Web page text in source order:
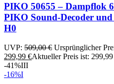
PIKO 50655 – Dampflok
PIKO Sound-Decoder
H0
UVP: 509,00€ Ursprünglicher
299,99 €Aktueller Preis ist: 299,99
-41%III
-16%I